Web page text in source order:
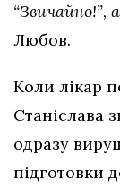
“Звичайно!”,
Любов.
Коли лікар
Станіслава
одразу
підготовки